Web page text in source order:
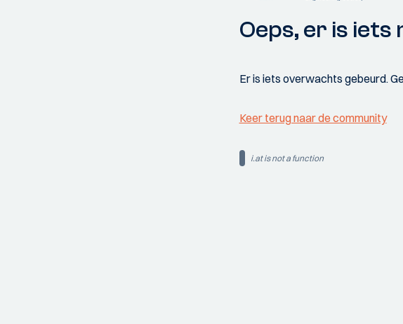
Oeps, er is iets
Er is iets overwachts gebeurd.
Keer terug naar de community
i.at is not a function